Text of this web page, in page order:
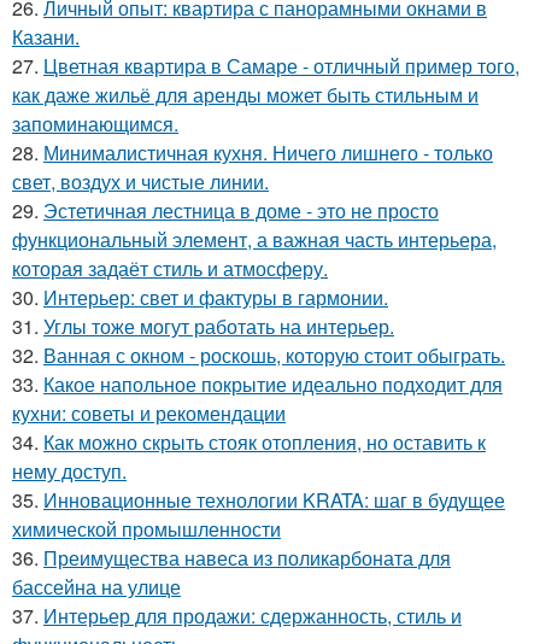
26. Личный опыт: квартира с панорамными окнами в
Казани.
27. Цветная квартира в Самаре - отличный пример того,
как даже жильё для аренды может быть стильным и
запоминающимся.
28. Минималистичная кухня. Ничего лишнего - только
свет, воздух и чистые линии.
29. Эстетичная лестница в доме - это не просто
функциональный элемент, а важная часть интерьера,
которая задаёт стиль и атмосферу.
30. Интерьер: свет и фактуры в гармонии.
31. Углы тоже могут работать на интерьер.
32. Ванная с окном - роскошь, которую стоит обыграть.
33. Какое напольное покрытие идеально подходит для
кухни: советы и рекомендации
34. Как можно скрыть стояк отопления, но оставить к
нему доступ.
35. Инновационные технологии KRATA: шаг в будущее
химической промышленности
36. Преимущества навеса из поликарбоната для
бассейна на улице
37. Интерьер для продажи: сдержанность, стиль и